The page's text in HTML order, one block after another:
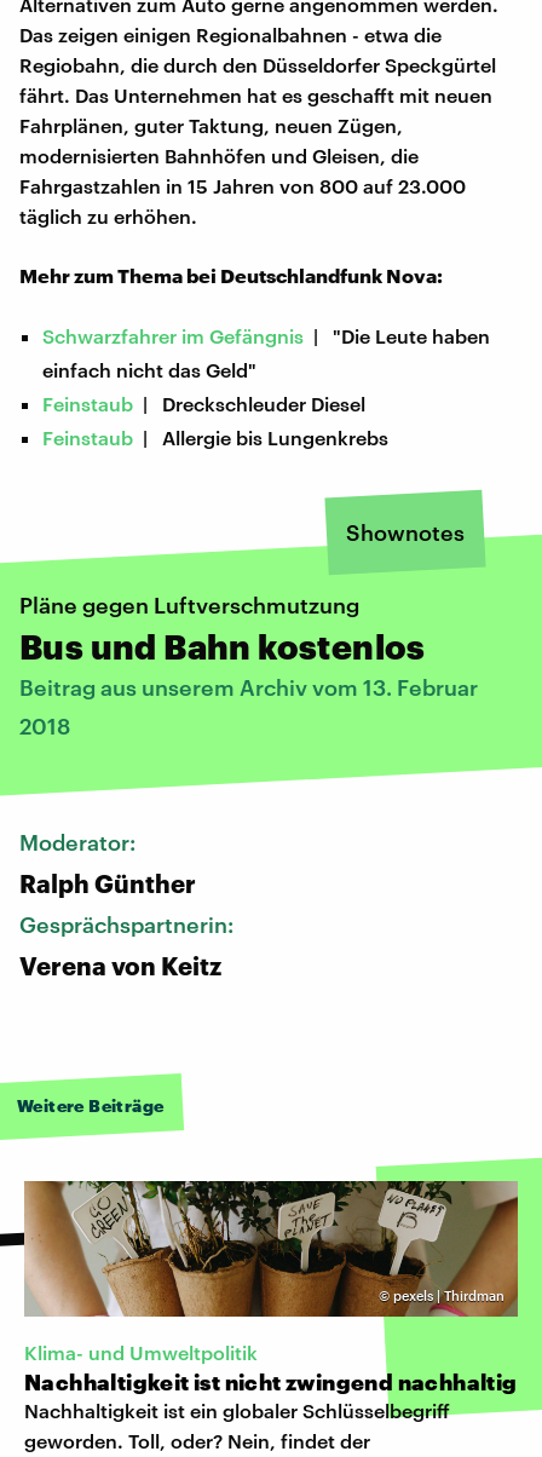
Das zeigen einigen Regionalbahnen - etwa die
Regiobahn, die durch den Düsseldorfer Speckgürtel
fährt. Das Unternehmen hat es geschafft mit neuen
Fahrplänen, guter Taktung, neuen Zügen,
modernisierten Bahnhöfen und Gleisen, die
Fahrgastzahlen in 15 Jahren von 800 auf 23.000
täglich zu erhöhen.
Mehr zum Thema bei Deutschlandfunk Nova:
Schwarzfahrer im Gefängnis | "Die Leute haben
einfach nicht das Geld"
Feinstaub | Dreckschleuder Diesel
Feinstaub | Allergie bis Lungenkrebs
Shownotes
Pläne gegen Luftverschmutzung
Bus und Bahn kostenlos
Beitrag aus unserem Archiv vom 13. Februar
2018
Moderator:
Ralph Günther
Gesprächspartnerin:
Verena von Keitz
Weitere Beiträge
© pexels | Thirdman
Klima- und Umweltpolitik
Nachhaltigkeit ist nicht zwingend nachhaltig
Nachhaltigkeit ist ein globaler Schlüsselbegriff
geworden. Toll, oder? Nein, findet der